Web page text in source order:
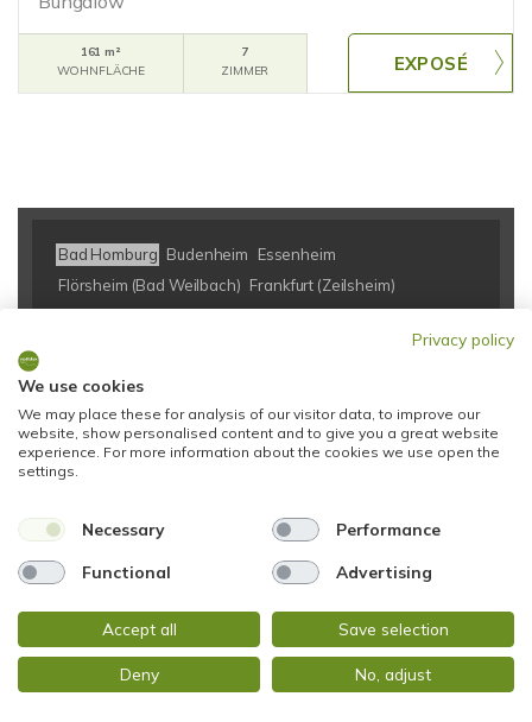
161 m²
WOHNFLÄCHE
7
ZIMMER
Bad Homburg Budenheim
Essenheim
Flörsheim (Bad Weilbach) Frankfurt (Zeilsheim)
Schwalbach
Taunusstein
Wiesbaden
Eigentumswohnungen Bad Homburg
Wohnung suche Bad Homburg
Wohnungssuche Bad Homburg
Wohnungsanzeigen Bad Homburg
Wohnung Bad Homburg
Bad Homburg
Immobilienkauf Bad Homburg
Privacy policy
We use cookies
We may place these for analysis of our visitor data, to improve our
website, show personalised content and to give you a great website
experience. For more information about the cookies we use open the
settings.
Necessary Performance
Functional Advertising
Accept all Save selection
Deny No, adjust